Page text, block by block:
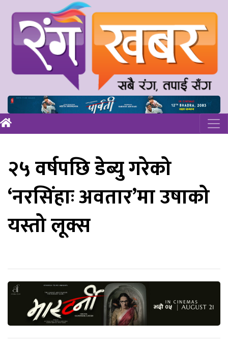
२५ वर्षपछि डेब्यु गरेको
‘नरसिंहाः अवतार’मा उषाको
यस्तो लूक्स